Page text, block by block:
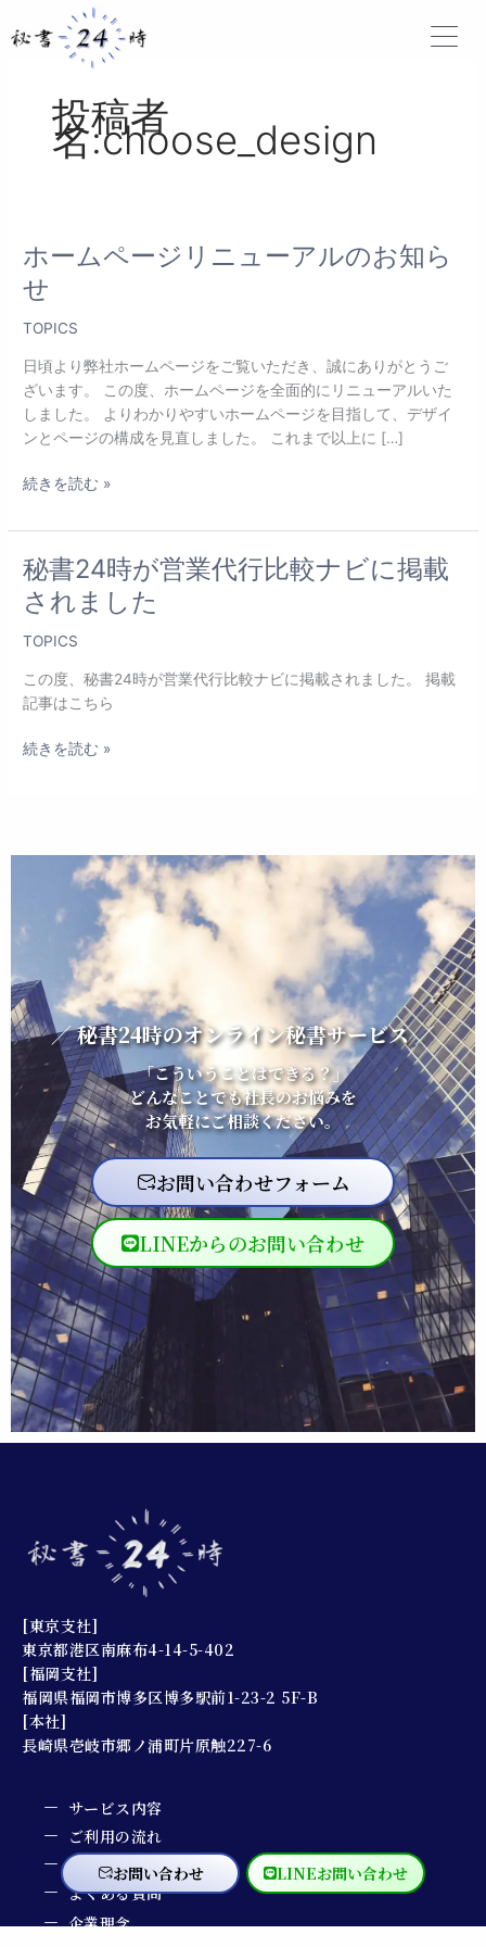
容
投稿者
名:choose_design
ホームページリニューアルのお知ら
せ
TOPICS
日頃より弊社ホームページをご覧いただき、誠にありがとうご
ざいます。 この度、ホームページを全面的にリニューアルいた
しました。 よりわかりやすいホームページを目指して、デザイ
ンとページの構成を見直しました。 これまで以上に […]
ホ
ム
ペ
ジ
リ
ニ
ュ
ア
お
知
ら
せ
続きを読む »
秘書24時が営業代行比較ナビに掲載
されました
TOPICS
この度、秘書24時が営業代行比較ナビに掲載されました。 掲載
記事はこちら
秘
書
24
時
営
業
行
ビ
載
ま
し
た
続きを読む »
／ 秘書24時のオンライン秘書サービス ／
「こういうことはできる？」
どんなことでも社長のお悩みを
お気軽にご相談ください。
お問い合わせフォーム
LINEからのお問い合わせ
[東京支社]
東京都港区南麻布4-14-5-402
[福岡支社]
福岡県福岡市博多区博多駅前1-23-2 5F-B
[本社]
長崎県壱岐市郷ノ浦町片原触227-6
サービス内容
ご利用の流れ
主要取引先
よくある質問
企業理念
お問い合わせ LINEお問い合わせ